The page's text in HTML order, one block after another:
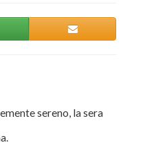
sereno, la sera